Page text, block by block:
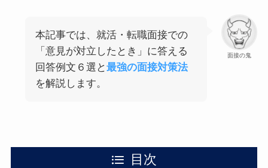
面接の鬼
本記事では、就活・転職面接での
「意見が対立したとき」に答える
回答例文６選と最強の面接対策法
を解説します。
目次